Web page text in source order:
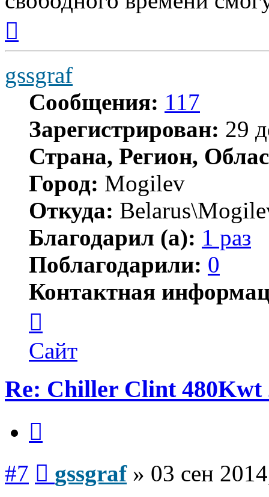
началу
gssgraf
Сообщения: 117
Зарегистрирован: 29
Страна, Регион,
Город: Mogilev
Откуда:
Благодарил (а): 1 раз
Поблагодарили: 0
Контактная
пользователя
gssgraf
Сайт
Re: Chiller Clint 480Kwt
#7 gssgraf» 03 сен